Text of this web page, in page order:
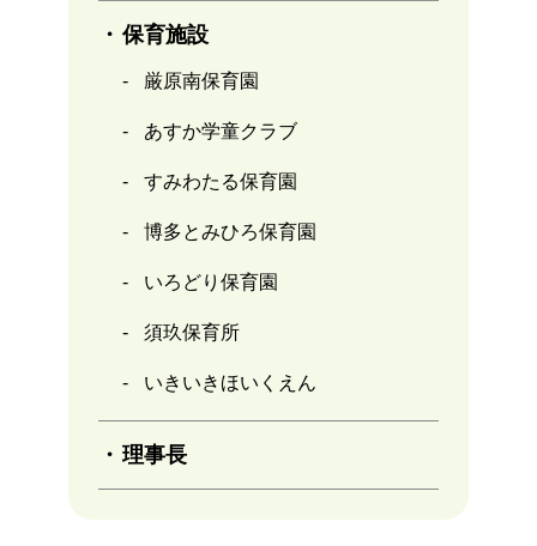
保育施設
厳原南保育園
あすか学童クラブ
すみわたる保育園
博多とみひろ保育園
いろどり保育園
須玖保育所
いきいきほいくえん
理事長